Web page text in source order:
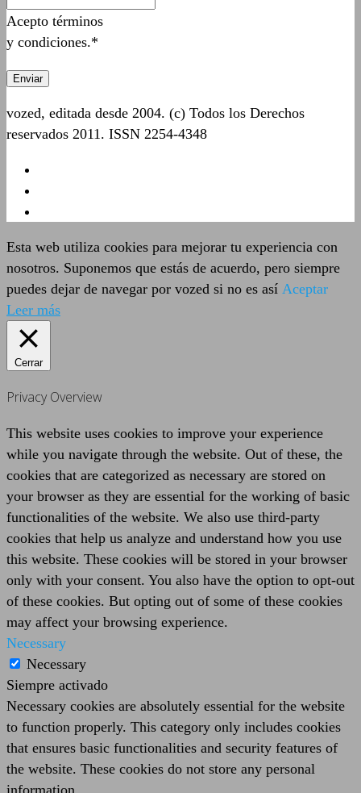
Acepto términos
y condiciones.*
vozed, editada desde 2004. (c) Todos los Derechos
reservados 2011. ISSN 2254-4348
Esta web utiliza cookies para mejorar tu experiencia con
nosotros. Suponemos que estás de acuerdo, pero siempre
puedes dejar de navegar por vozed si no es así Aceptar
Leer más
Cerrar
Privacy Overview
This website uses cookies to improve your experience
while you navigate through the website. Out of these, the
cookies that are categorized as necessary are stored on
your browser as they are essential for the working of basic
functionalities of the website. We also use third-party
cookies that help us analyze and understand how you use
this website. These cookies will be stored in your browser
only with your consent. You also have the option to opt-out
of these cookies. But opting out of some of these cookies
may affect your browsing experience.
Necessary
Necessary
Siempre activado
Necessary cookies are absolutely essential for the website
to function properly. This category only includes cookies
that ensures basic functionalities and security features of
the website. These cookies do not store any personal